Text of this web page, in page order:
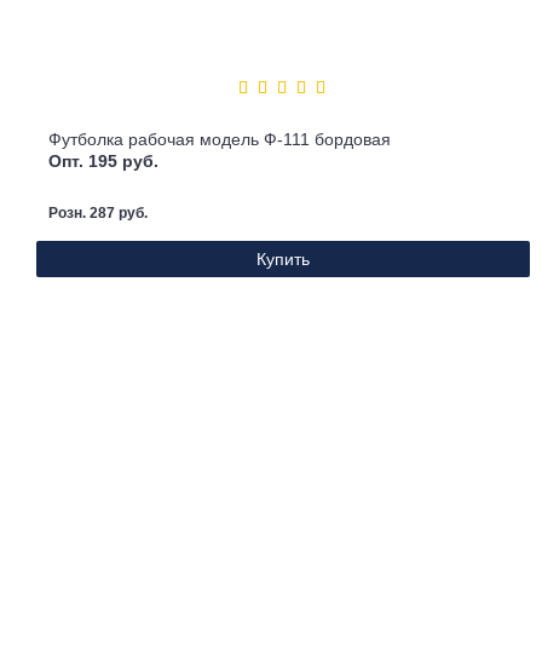
Футболка рабочая модель Ф-111 бордовая
Опт. 195 руб.
Розн. 287 руб.
Купить